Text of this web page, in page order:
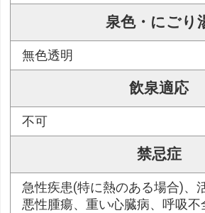
泉色・にごり
無色透明
飲泉適応
不可
禁忌症
急性疾患(特に熱のある場合)、
悪性腫瘍、重い心臓病、呼吸不